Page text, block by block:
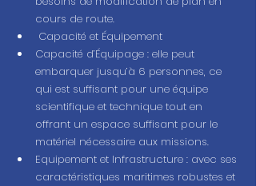
cours de route.
Capacité et Équipement
Capacité d’Équipage : elle peut
embarquer jusqu’à 6 personnes, ce
qui est suffisant pour une équipe
scientifique et technique tout en
offrant un espace suffisant pour le
matériel nécessaire aux missions.
Equipement et Infrastructure : avec ses
caractéristiques maritimes robustes et